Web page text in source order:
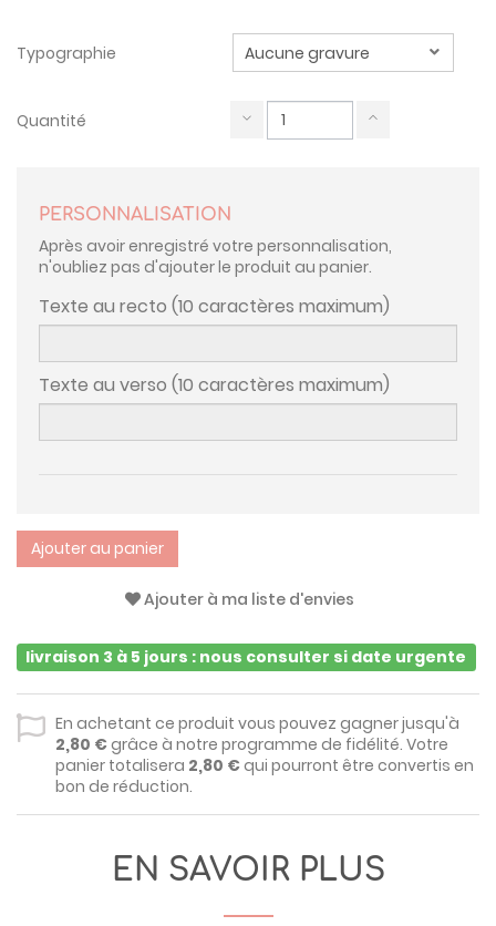
Typographie
Quantité
PERSONNALISATION
Après avoir enregistré votre personnalisation,
n'oubliez pas d'ajouter le produit au panier.
Texte au recto (10 caractères maximum)
Texte au verso (10 caractères maximum)
Ajouter au panier
Ajouter à ma liste d'envies
livraison 3 à 5 jours : nous consulter si date urgente
En achetant ce produit vous pouvez gagner jusqu'à
2,80 €grâce à notre programme de fidélité. Votre
panier totalisera 2,80 €qui pourront être convertis en
bon de réduction.
EN SAVOIR PLUS